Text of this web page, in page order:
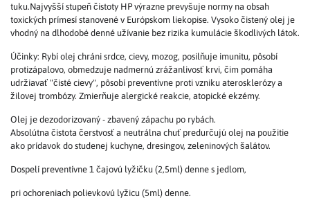
tuku.Najvyšší stupeň čistoty HP výrazne prevyšuje normy na obsah
toxických prímesí stanovené v Európskom liekopise. Vysoko čistený olej je
vhodný na dlhodobé denné užívanie bez rizika kumulácie škodlivých látok.
Účinky: Rybí olej chráni srdce, cievy, mozog, posilňuje imunitu, pôsobí
protizápalovo, obmedzuje nadmernú zrážanlivosť krvi, čim pomáha
udržiavať "čisté cievy", pôsobí preventívne proti vzniku aterosklerózy a
žilovej trombózy. Zmierňuje alergické reakcie, atopické ekzémy.
Olej je dezodorizovaný - zbavený zápachu po rybách.
Absolútna čistota čerstvosť a neutrálna chuť predurčujú olej na použitie
ako prídavok do studenej kuchyne, dresingov, zeleninových šalátov.
Dospelí preventívne 1 čajovú lyžičku (2,5ml) denne s jedlom,
pri ochoreniach polievkovú lyžicu (5ml) denne.